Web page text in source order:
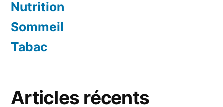
Nutrition
Sommeil
Tabac
Articles récents